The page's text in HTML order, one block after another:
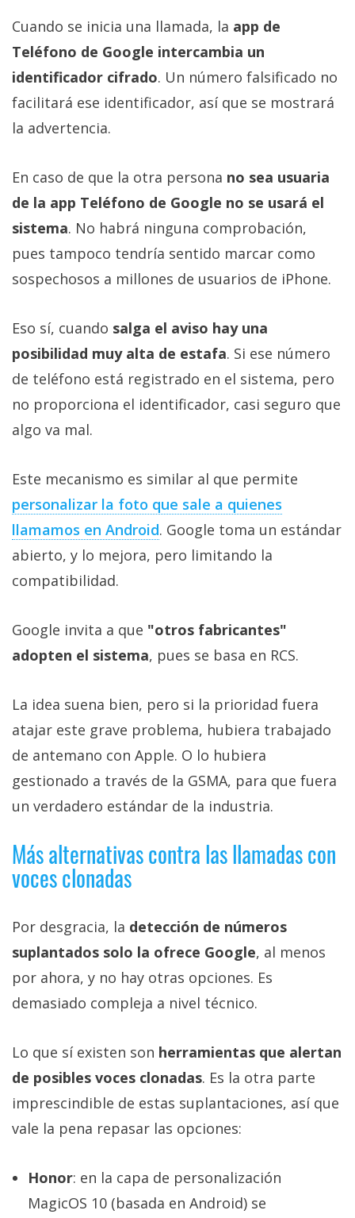
Cuando se inicia una llamada, la app de
Teléfono de Google intercambia un
identificador cifrado. Un número falsificado no
facilitará ese identificador, así que se mostrará
la advertencia.
En caso de que la otra persona no sea usuaria
de la app Teléfono de Google no se usará el
sistema. No habrá ninguna comprobación,
pues tampoco tendría sentido marcar como
sospechosos a millones de usuarios de iPhone.
Eso sí, cuando salga el aviso hay una
posibilidad muy alta de estafa. Si ese número
de teléfono está registrado en el sistema, pero
no proporciona el identificador, casi seguro que
algo va mal.
Este mecanismo es similar al que permite
personalizar la foto que sale a quienes
llamamos en Android. Google toma un estándar
abierto, y lo mejora, pero limitando la
compatibilidad.
Google invita a que "otros fabricantes"
adopten el sistema, pues se basa en RCS.
La idea suena bien, pero si la prioridad fuera
atajar este grave problema, hubiera trabajado
de antemano con Apple. O lo hubiera
gestionado a través de la GSMA, para que fuera
un verdadero estándar de la industria.
Más alternativas contra las llamadas con
voces clonadas
Por desgracia, la detección de números
suplantados solo la ofrece Google, al menos
por ahora, y no hay otras opciones. Es
demasiado compleja a nivel técnico.
Lo que sí existen son herramientas que alertan
de posibles voces clonadas. Es la otra parte
imprescindible de estas suplantaciones, así que
vale la pena repasar las opciones:
Honor: en la capa de personalización
MagicOS 10 (basada en Android) se